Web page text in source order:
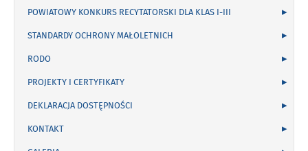
POWIATOWY KONKURS RECYTATORSKI DLA KLAS I-III
STANDARDY OCHRONY MAŁOLETNICH
RODO
PROJEKTY I CERTYFIKATY
DEKLARACJA DOSTĘPNOŚCI
KONTAKT